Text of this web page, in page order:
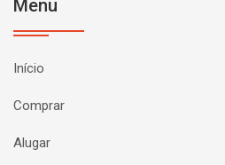
Menu
Início
Comprar
Alugar